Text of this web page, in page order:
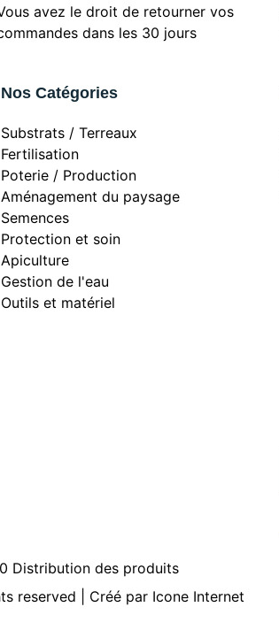
avez le droit de retourner vos
dans les 30 jours
Nos Catégories
Substrats / Terreaux
Fertilisation
Poterie / Production
Aménagement du paysage
Semences
Protection et soin
Apiculture
Gestion de l'eau
Outils et matériel
Distribution des produits
reserved | Créé par Icone Internet